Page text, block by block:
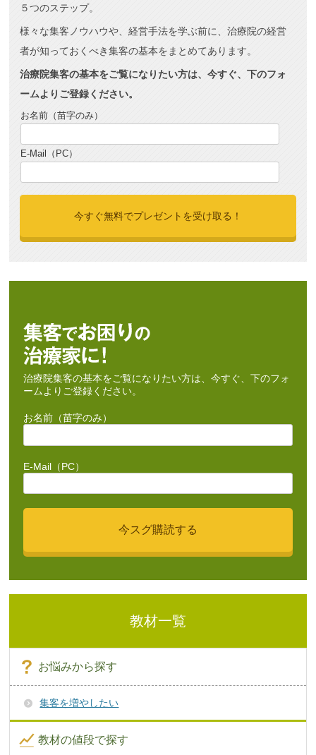
５つのステップ。
様々な集客ノウハウや、経営手法を学ぶ前に、治療院の経営
者が知っておくべき集客の基本をまとめてあります。
治療院集客の基本をご覧になりたい方は、今すぐ、下のフォ
ームよりご登録ください。
お名前（苗字のみ）
E-Mail（PC）
治療院集客の基本をご覧になりたい方は、今すぐ、下のフォ
ームよりご登録ください。
お名前（苗字のみ）
E-Mail（PC）
教材一覧
お悩みから探す
集客を増やしたい
教材の値段で探す